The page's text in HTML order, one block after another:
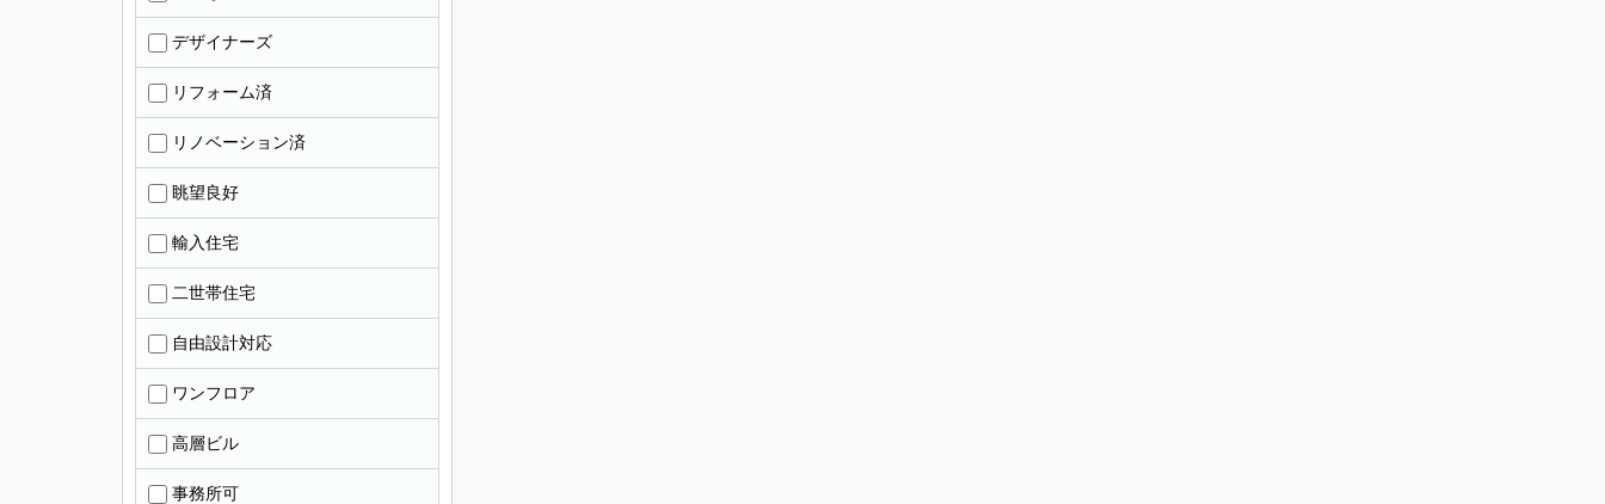
デザイナーズ
リフォーム済
リノベーション済
眺望良好
輸入住宅
二世帯住宅
自由設計対応
ワンフロア
高層ビル
事務所可